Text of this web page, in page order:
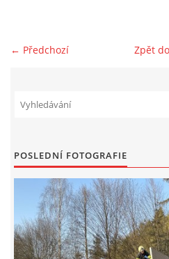
NÁVŠTĚVNÍ KNIHA
© 2026
← Předchozí Zpět
POSLEDNÍ FOTOGRAFIE